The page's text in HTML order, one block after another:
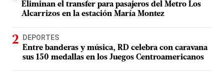
Eliminan el transfer para pasajeros del Metro Los
Alcarrizos en la estación María Montez
DEPORTES
Entre banderas y música, RD celebra con caravana
sus 150 medallas en los Juegos Centroamericanos